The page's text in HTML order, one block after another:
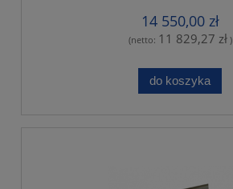
14 550,00 zł
(netto: 11 829,27 zł)
do koszyka